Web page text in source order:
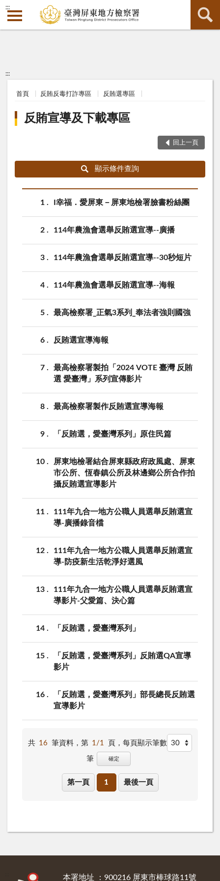
:::
:::
首頁 反賄反毒打詐專區 反賄選專區
反賄宣導及下載專區
回上一頁
顯示條件查詢
1 I幸福．愛屏東－屏東地檢署臉書粉絲團
2 114年農漁會選舉反賄選宣導--廣播
3 114年農漁會選舉反賄選宣導--30秒短片
4 114年農漁會選舉反賄選宣導--海報
5 最高檢察署_正氣3系列_奉法者強則國強
6 反賄選宣導海報
7
最高檢察署製拍「2024 VOTE 臺灣 反賄
選 愛臺灣」系列宣傳影片
8 最高檢察署製作反賄選宣導海報
9 「反賄選，愛臺灣系列」原住民篇
10
屏東地檢署結合屏東縣政府政風處、屏東
市公所、恆春鎮公所及林邊鄉公所合作拍
攝反賄選宣導影片
11
111年九合一地方公職人員選舉反賄選宣
導-廣播錄音檔
12
111年九合一地方公職人員選舉反賄選宣
導-防疫新生活乾淨好選風
13
111年九合一地方公職人員選舉反賄選宣
導影片-父愛篇、決心篇
14 「反賄選，愛臺灣系列」
15
「反賄選，愛臺灣系列」反賄選QA宣導
影片
16
「反賄選，愛臺灣系列」部長總長反賄選
宣導影片
共 16 筆資料，第 1/1 頁， 每頁顯示筆數
筆 確定
第一頁 1 最後一頁
本署地址 ：900216 屏東市棒球路11號